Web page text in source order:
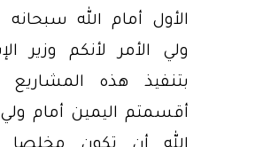
الأول أمام الله
ولي الأمر لأنكم وزير
بتنفيذ هذه المشاريع
أقسمتم اليمين أمام